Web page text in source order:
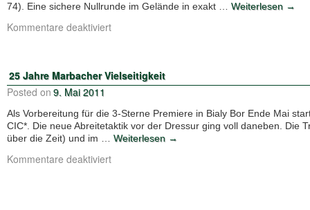
74). Eine sichere Nullrunde im Gelände in exakt … Weiterlesen →
Kommentare deaktiviert
25 Jahre Marbacher Vielseitigkeit
Posted on 9. Mai 2011
Als Vorbereitung für die 3-Sterne Premiere in Bialy Bor Ende Mai
CIC*. Die neue Abreitetaktik vor der Dressur ging voll daneben. Die
über die Zeit) und im … Weiterlesen →
Kommentare deaktiviert